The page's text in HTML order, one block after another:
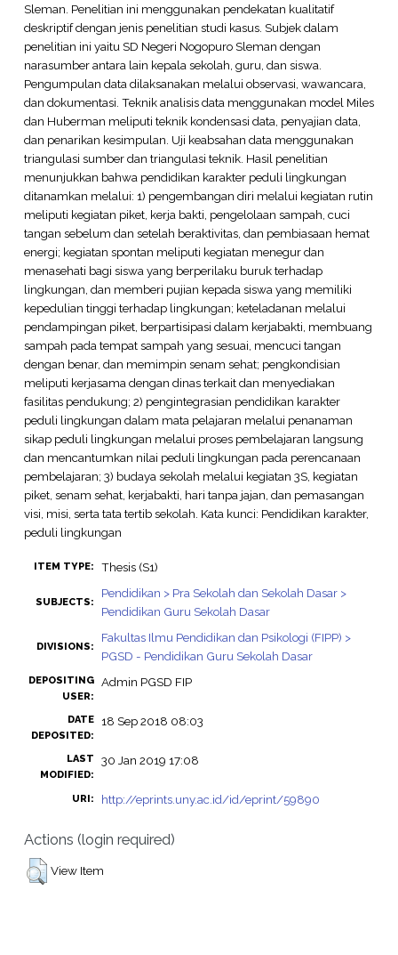
Sleman. Penelitian ini menggunakan pendekatan kualitatif
deskriptif dengan jenis penelitian studi kasus. Subjek dalam
penelitian ini yaitu SD Negeri Nogopuro Sleman dengan
narasumber antara lain kepala sekolah, guru, dan siswa.
Pengumpulan data dilaksanakan melalui observasi, wawancara,
dan dokumentasi. Teknik analisis data menggunakan model Miles
dan Huberman meliputi teknik kondensasi data, penyajian data,
dan penarikan kesimpulan. Uji keabsahan data menggunakan
triangulasi sumber dan triangulasi teknik. Hasil penelitian
menunjukkan bahwa pendidikan karakter peduli lingkungan
ditanamkan melalui: 1) pengembangan diri melalui kegiatan rutin
meliputi kegiatan piket, kerja bakti, pengelolaan sampah, cuci
tangan sebelum dan setelah beraktivitas, dan pembiasaan hemat
energi; kegiatan spontan meliputi kegiatan menegur dan
menasehati bagi siswa yang berperilaku buruk terhadap
lingkungan, dan memberi pujian kepada siswa yang memiliki
kepedulian tinggi terhadap lingkungan; keteladanan melalui
pendampingan piket, berpartisipasi dalam kerjabakti, membuang
sampah pada tempat sampah yang sesuai, mencuci tangan
dengan benar, dan memimpin senam sehat; pengkondisian
meliputi kerjasama dengan dinas terkait dan menyediakan
fasilitas pendukung; 2) pengintegrasian pendidikan karakter
peduli lingkungan dalam mata pelajaran melalui penanaman
sikap peduli lingkungan melalui proses pembelajaran langsung
dan mencantumkan nilai peduli lingkungan pada perencanaan
pembelajaran; 3) budaya sekolah melalui kegiatan 3S, kegiatan
piket, senam sehat, kerjabakti, hari tanpa jajan, dan pemasangan
visi, misi, serta tata tertib sekolah. Kata kunci: Pendidikan karakter,
peduli lingkungan
ITEM TYPE: Thesis (S1)
SUBJECTS:
Pendidikan > Pra Sekolah dan Sekolah Dasar >
Pendidikan Guru Sekolah Dasar
DIVISIONS:
Fakultas Ilmu Pendidikan dan Psikologi (FIPP) >
PGSD - Pendidikan Guru Sekolah Dasar
DEPOSITING
USER:
Admin PGSD FIP
DATE
DEPOSITED:
18 Sep 2018 08:03
LAST
MODIFIED:
30 Jan 2019 17:08
URI: http://eprints.uny.ac.id/id/eprint/59890
Actions (login required)
View Item